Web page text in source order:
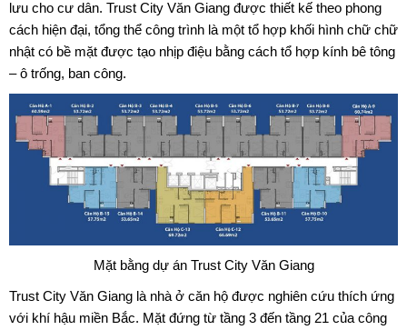
lưu cho cư dân. Trust City Văn Giang được thiết kế theo phong
cách hiện đại, tổng thể công trình là một tổ hợp khối hình chữ chữ
nhật có bề mặt được tạo nhịp điệu bằng cách tổ hợp kính bê tông
– ô trống, ban công.
Mặt bằng dự án Trust City Văn Giang
Trust City Văn Giang là nhà ở căn hộ được nghiên cứu thích ứng
với khí hậu miền Bắc. Mặt đứng từ tầng 3 đến tầng 21 của công